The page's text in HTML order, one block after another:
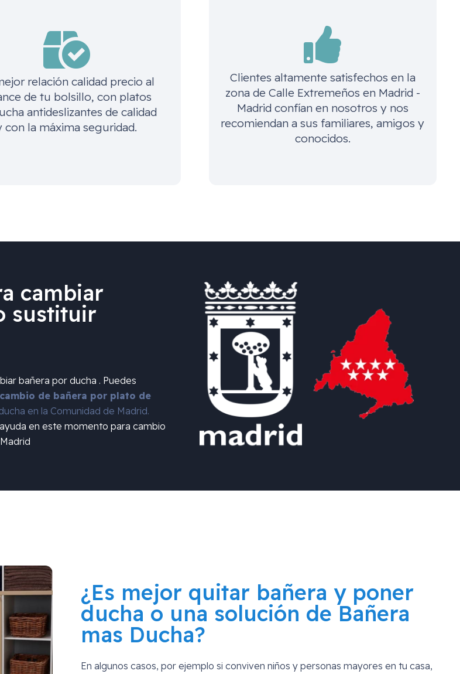
relación calidad precio al
de tu bolsillo, con platos
antideslizantes de calidad
con la máxima seguridad.
Clientes altamente satisfechos en la
zona de Calle Extremeños en Madrid -
Madridconfían en nosotros y nos
recomiendan a sus familiares, amigos y
conocidos.
cambiar
sustituir
bañera por ducha . Puedes
de bañera por plato de
en la Comunidad de Madrid.
en este momento para cambio
¿Es mejor quitar bañera y poner
ducha o una solución de Bañera
mas Ducha?
En algunos casos, por ejemplo si conviven niños y personas mayores en tu casa,